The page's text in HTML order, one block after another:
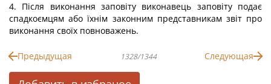
4. Після виконання заповіту виконавець заповіту подає
спадкоємцям або їхнім законним представникам звіт про
виконання своїх повноважень.
Предыдущая 1328/1344 Следующая